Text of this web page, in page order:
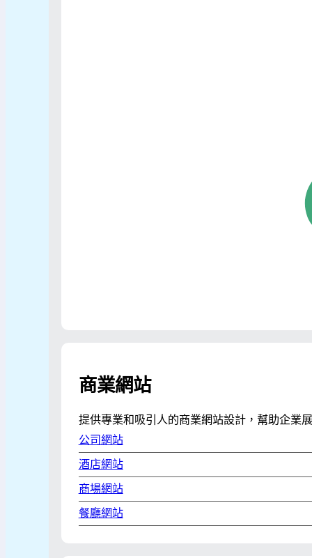
商業網站
提供專業和吸引人的商業網站設計，幫助企業
公司網站
酒店網站
商場網站
餐廳網站